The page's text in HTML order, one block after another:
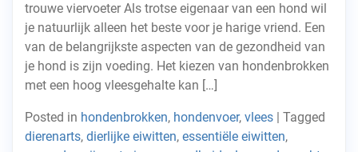
trouwe viervoeter Als trotse eigenaar van een hond wil
je natuurlijk alleen het beste voor je harige vriend. Een
van de belangrijkste aspecten van de gezondheid van
je hond is zijn voeding. Het kiezen van hondenbrokken
met een hoog vleesgehalte kan […]
Posted in hondenbrokken, hondenvoer, vlees | Tagged
dierenarts, dierlijke eiwitten, essentiële eiwitten,